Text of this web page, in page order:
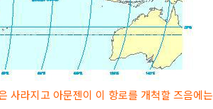
사라지고 아문젠이 이 항로를 개척할 즈음에는